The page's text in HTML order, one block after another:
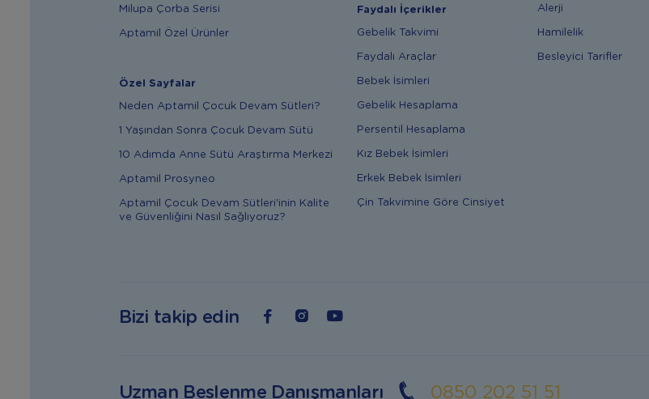
Milupa Çorba Serisi
Aptamil Özel Ürünler
Özel Sayfalar
Neden Aptamil Çocuk Devam Sütleri?
1 Yaşından Sonra Çocuk Devam Sütü
10 Adımda Anne Sütü Araştırma Merkezi
Aptamil Prosyneo
Aptamil Çocuk Devam Sütleri'inin Kalite
ve Güvenliğini Nasıl Sağlıyoruz?
Faydalı İçerikler
Gebelik Takvimi
Faydalı Araçlar
Bebek İsimleri
Gebelik Hesaplama
Persentil Hesaplama
Kız Bebek İsimleri
Erkek Bebek İsimleri
Çin Takvimine Göre Cinsiyet
Alerji
Hamilelik
Besleyici Tarifler
Bizi takip edin
Uzman Beslenme Danışmanları 0850 202 51 51